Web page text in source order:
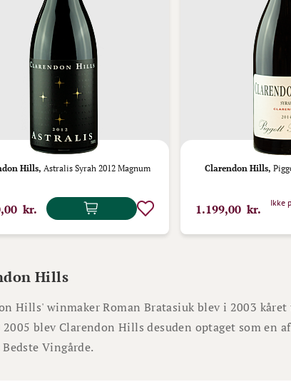
Hills, Astralis Syrah 2012 Magnum
kr.
Clarendon Hills,
1.199,00 kr. Ikke
Hills
Hills' winmaker Roman Bratasiuk blev i 2003
2005 blev Clarendon Hills desuden optaget som en
Vingårde.